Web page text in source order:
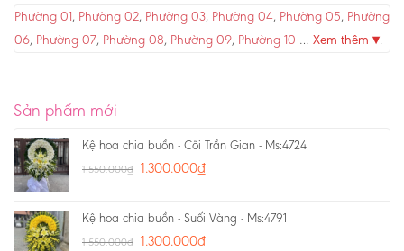
Phường 01, Phường 02, Phường 03, Phường 04, Phường 05, Phường
06, Phường 07, Phường 08, Phường 09, Phường 10 … Xem thêm ▾.
Sản phẩm mới
Kệ hoa chia buồn - Cõi Trần Gian - Ms:4724
1.550.000₫ 1.300.000₫
Kệ hoa chia buồn - Suối Vàng - Ms:4791
1.550.000₫ 1.300.000₫